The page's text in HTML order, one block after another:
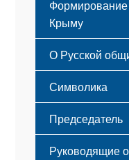
Формирование
Крыму
Русский Крым
О Русской
Этапы
Принципы
Структура
Мероприятия
Символика
Флаг
Герб
Гимн
Председатель
Руководящие